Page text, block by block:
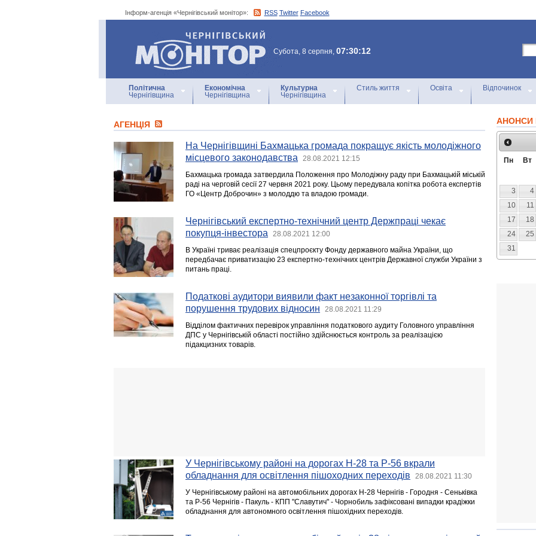
Інформ-агенція «Чернігівський монітор»: RSS Twitter Facebook
Інформ-агенція
«Чернігівський монітор»
Субота, 8 серпня, 07:30:12
Політична
Чернігівщина
Економічна
Чернігівщина
Культурна
Чернігівщина
Стиль життя Освіта Відпочинок
АГЕНЦIЯ
На Чернігівщині Бахмацька громада покращує якість молодіжного
місцевого законодавства
28.08.2021 12:15
Бахмацька громада затвердила Положення про Молодіжну раду при Бахмацькій міській
раді на черговій сесії 27 червня 2021 року. Цьому передувала копітка робота експертів
ГО «Центр Доброчин» з молоддю та владою громади.
Чернігівський експертно-технічний центр Держпраці чекає
покупця-інвестора
28.08.2021 12:00
В Україні триває реалізація спецпроєкту Фонду державного майна України, що
передбачає приватизацію 23 експертно-технічних центрів Державної служби України з
питань праці.
Податкові аудитори виявили факт незаконної торгівлі та
порушення трудових відносин
28.08.2021 11:29
Відділом фактичних перевірок управління податкового аудиту Головного управління
ДПС у Чернігівській області постійно здійснюється контроль за реалізацією
підакцизних товарів.
У Чернігівському районі на дорогах Н-28 та Р-56 вкрали
обладнання для освітлення пішоходних переходів
28.08.2021 11:30
У Чернігівському районі на автомобільних дорогах Н-28 Чернігів - Городня - Сеньківка
та Р-56 Чернігів - Пакуль - КПП "Славутич" - Чорнобиль зафіксовані випадки крадіжки
обладнання для автономного освітлення пішохідних переходів.
АНОНСИ
Пн Вт
3
4
10
11
17
18
24
25
31